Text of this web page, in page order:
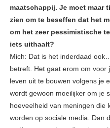
maatschappij. Je moet maar
zien om te beseffen dat het
om het zeer pessimistische
iets uithaalt?
Mich: Dat is het inderdaad
betreft. Het gaat erom om voor
leven uit te bouwen volgens je
wordt gewoon moeilijker om je
hoeveelheid van meningen die
worden op sociale media. Dan